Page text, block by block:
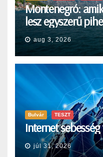
Montenegró:
lesz egyszerű
aug 3, 2026
Bulvár TESZT
Internet
júl 31, 2026